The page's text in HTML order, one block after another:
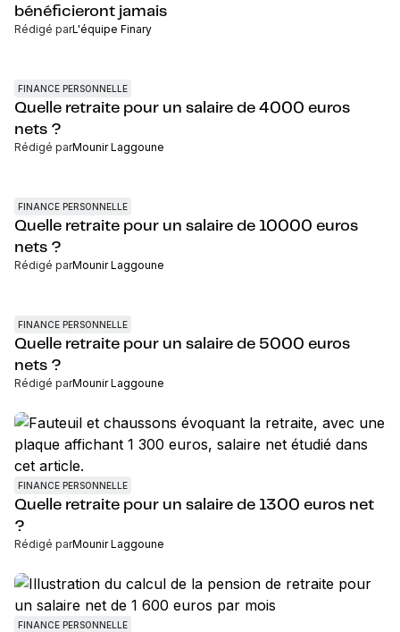
bénéficieront jamais
Rédigé parL'équipe Finary
FINANCE PERSONNELLE
Quelle retraite pour un salaire de 4000 euros
nets ?
Rédigé parMounir Laggoune
FINANCE PERSONNELLE
Quelle retraite pour un salaire de 10000 euros
nets ?
Rédigé parMounir Laggoune
FINANCE PERSONNELLE
Quelle retraite pour un salaire de 5000 euros
nets ?
Rédigé parMounir Laggoune
FINANCE PERSONNELLE
Quelle retraite pour un salaire de 1300 euros net
?
Rédigé parMounir Laggoune
FINANCE PERSONNELLE